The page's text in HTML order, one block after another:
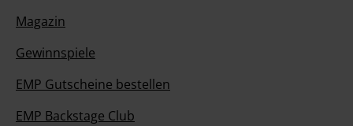
Magazin
Gewinnspiele
EMP Gutscheine bestellen
EMP Backstage Club